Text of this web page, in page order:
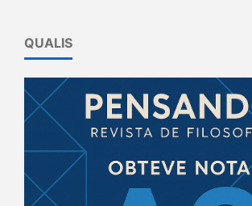
QUALIS